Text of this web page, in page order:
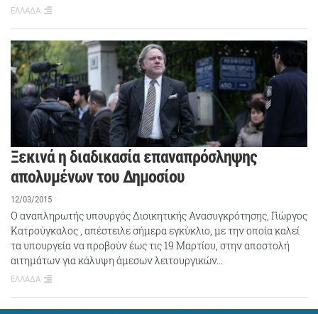
ΕΛΛΑΔΑ
Ξεκινά η διαδικασία επαναπρόσληψης
απολυμένων του Δημοσίου
12/03/2015
Ο αναπληρωτής υπουργός Διοικητικής Ανασυγκρότησης, Γιώργος
Κατρούγκαλος , απέστειλε σήμερα εγκύκλιο, με την οποία καλεί
τα υπουργεία να προβούν έως τις 19 Μαρτίου, στην αποστολή
αιτημάτων για κάλυψη άμεσων λειτουργικών…
ΕΛΛΑΔΑ